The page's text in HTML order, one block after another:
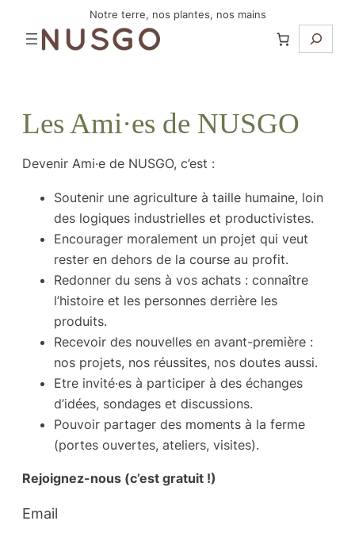
Notre terre, nos plantes, nos mains
Les Ami·es de NUSGO
Devenir Ami·e de NUSGO, c’est :
Soutenir une agriculture à taille humaine, loin
des logiques industrielles et productivistes.
Encourager moralement un projet qui veut
rester en dehors de la course au profit.
Redonner du sens à vos achats : connaître
l’histoire et les personnes derrière les
produits.
Recevoir des nouvelles en avant-première :
nos projets, nos réussites, nos doutes aussi.
Etre invité·es à participer à des échanges
d’idées, sondages et discussions.
Pouvoir partager des moments à la ferme
(portes ouvertes, ateliers, visites).
Rejoignez-nous (c’est gratuit !)
Email